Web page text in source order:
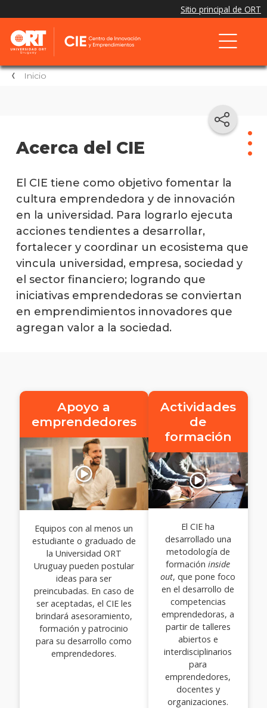
Inicio
Acerca del CIE
El CIE tiene como objetivo fomentar la
cultura emprendedora y de innovación
en la universidad. Para lograrlo ejecuta
acciones tendientes a desarrollar,
fortalecer y coordinar un ecosistema que
vincula universidad, empresa, sociedad y
el sector financiero; logrando que
iniciativas emprendedoras se conviertan
en emprendimientos innovadores que
agregan valor a la sociedad.
Apoyo a
emprendedores
Equipos con al menos un
estudiante o graduado de
la Universidad ORT
Uruguay pueden postular
ideas para ser
preincubadas. En caso de
ser aceptadas, el CIE les
brindará asesoramiento,
formación y patrocinio
para su desarrollo como
emprendedores.
Actividades
de
formación
El CIE ha
desarrollado una
metodología de
formación inside
out, que pone foco
en el desarrollo de
competencias
emprendedoras, a
partir de talleres
abiertos e
interdisciplinarios
para
emprendedores,
docentes y
organizaciones.